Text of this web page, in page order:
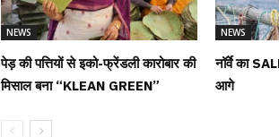
NEWS
पेड़ की पत्तियों से इको-फ्रेंडली कारोबार की
मिसाल बना “KLEAN GREEN”
NEWS
नॉर्वे का
आगे